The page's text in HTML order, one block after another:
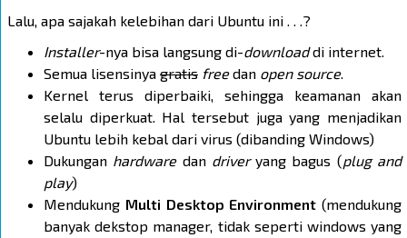
Lalu, apa sajakah kelebihan dari Ubuntu ini . . .?
Installer-nya bisa langsung di-downloaddi internet.
Semua lisensinya gratis freedan open source.
Kernel terus diperbaiki, sehingga keamanan akan
selalu diperkuat. Hal tersebut juga yang menjadikan
Ubuntu lebih kebal dari virus (dibanding Windows)
Dukungan hardwaredan driveryang bagus (plug and
play)
Mendukung Multi Desktop Environment (mendukung
banyak dekstop manager, tidak seperti windows yang